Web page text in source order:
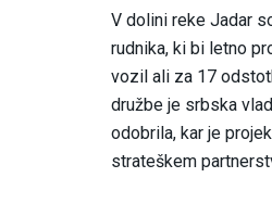
V dolini reke Jadar
rudnika, ki bi letno
vozil ali za 17
družbe je srbska
odobrila, kar je
strateškem